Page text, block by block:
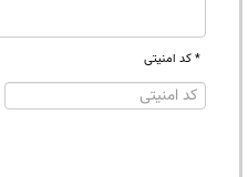
* کد امنیتی